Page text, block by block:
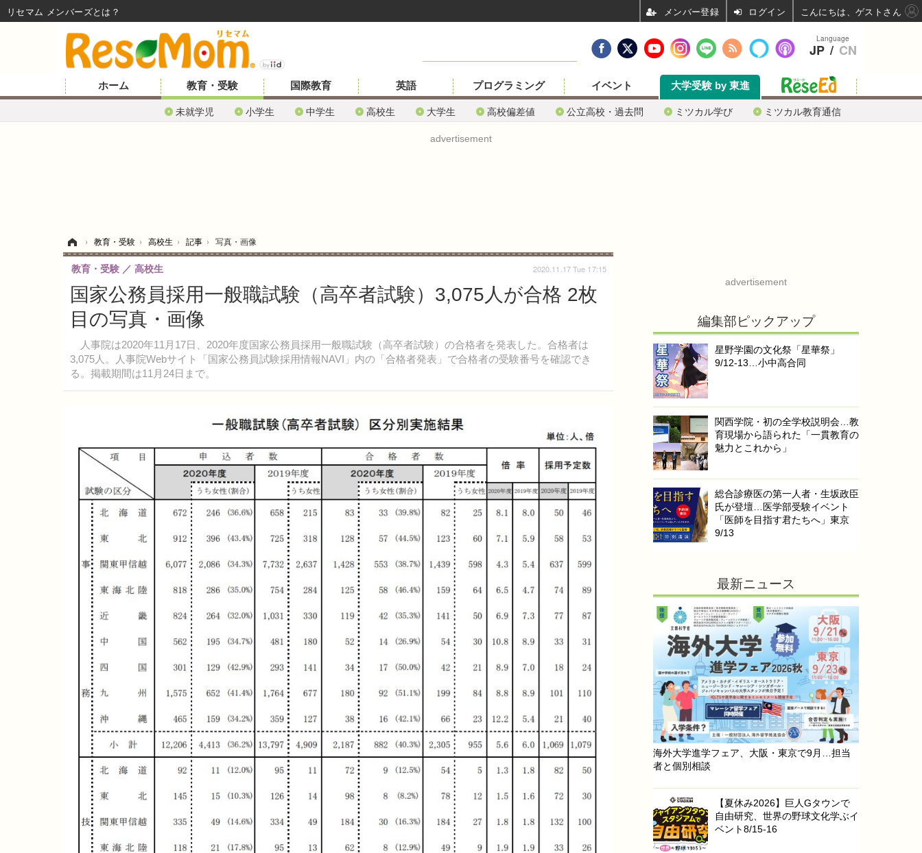
ホーム 教育・受験
未就学児 小学生 中学生 高校生 大学生 高校偏差値 公立高校・過去問 ミツカル学び ミツカル教育通信
国際教育 英語 プログラミング イベント 大学受験 by 東進
advertisement
› 教育・受験 › 高校生 › 記事 › 写真・画像
国家公務員採用一般職試験（高卒者試験）3,075人が合格 2枚
目の写真・画像
人事院は2020年11月17日、2020年度国家公務員採用一般職試験（高卒者試験）の合格者を発表した。合格者は
3,075人。人事院Webサイト「国家公務員試験採用情報NAVI」内の「合格者発表」で合格者の受験番号を確認でき
る。掲載期間は11月24日まで。
教育・受験 高校生 2020.11.17 Tue 17:15
advertisement
編集部ピックアップ
星野学園の文化祭「星華祭」
9/12-13…小中高合同
関西学院・初の全学校説明会…教
育現場から語られた「一貫教育の
魅力とこれから」
総合診療医の第一人者・生坂政臣
氏が登壇…医学部受験イベント
「医師を目指す君たちへ」東京
9/13
最新ニュース
海外大学進学フェア、大阪・東京で9月…担当
者と個別相談
【夏休み2026】巨人Gタウンで
自由研究、世界の野球文化学ぶイ
ベント8/15-16
Language
JP / CN
リセマム メンバーズ ログイン こんにちは、ゲストさん